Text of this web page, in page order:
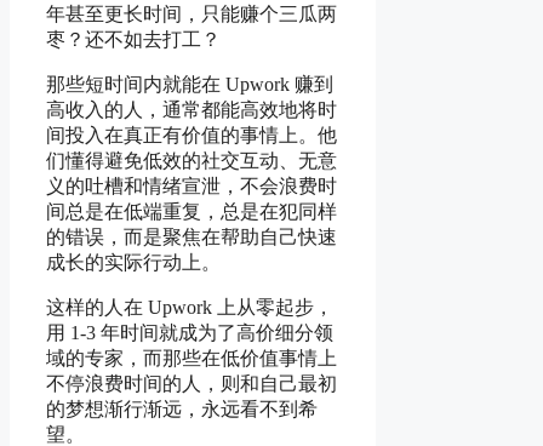
年甚至更长时间，只能赚个三瓜两
枣？还不如去打工？
那些短时间内就能在 Upwork 赚到
高收入的人，通常都能高效地将时
间投入在真正有价值的事情上。他
们懂得避免低效的社交互动、无意
义的吐槽和情绪宣泄，不会浪费时
间总是在低端重复，总是在犯同样
的错误，而是聚焦在帮助自己快速
成长的实际行动上。
这样的人在 Upwork 上从零起步，
用 1-3 年时间就成为了高价细分领
域的专家，而那些在低价值事情上
不停浪费时间的人，则和自己最初
的梦想渐行渐远，永远看不到希
望。